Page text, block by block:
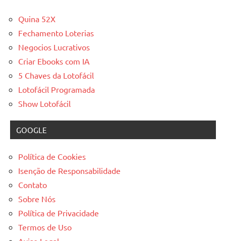
Quina 52X
Fechamento Loterias
Negocios Lucrativos
Criar Ebooks com IA
5 Chaves da Lotofácil
Lotofácil Programada
Show Lotofácil
GOOGLE
Política de Cookies
Isenção de Responsabilidade
Contato
Sobre Nós
Política de Privacidade
Termos de Uso